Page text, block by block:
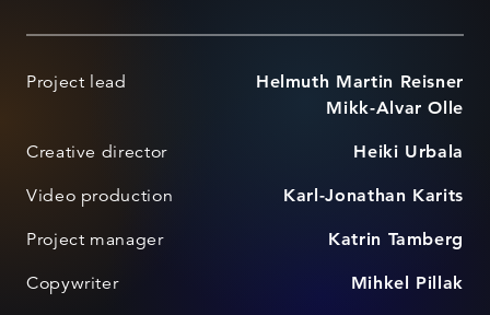
Project lead
Helmuth Martin Reisner
Mikk-Alvar Olle
Creative director Heiki Urbala
Video production Karl-Jonathan Karits
Project manager Katrin Tamberg
Copywriter Mihkel Pillak